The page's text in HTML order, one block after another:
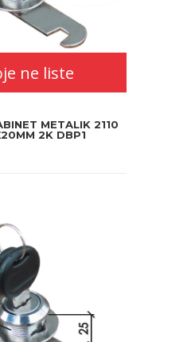
ne liste
METALIK 2110
2K DBP1